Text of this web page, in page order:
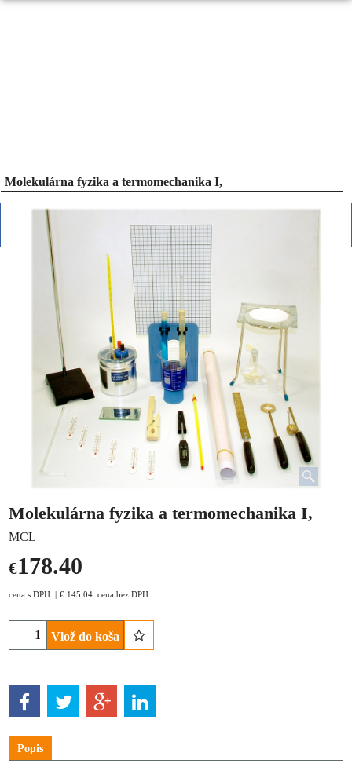
Molekulárna fyzika a termomechanika I,
Molekulárna fyzika a termomechanika I,
MCL
€178.40
cena s DPH € 145.04 cena bez DPH
Vlož do koša
Popis